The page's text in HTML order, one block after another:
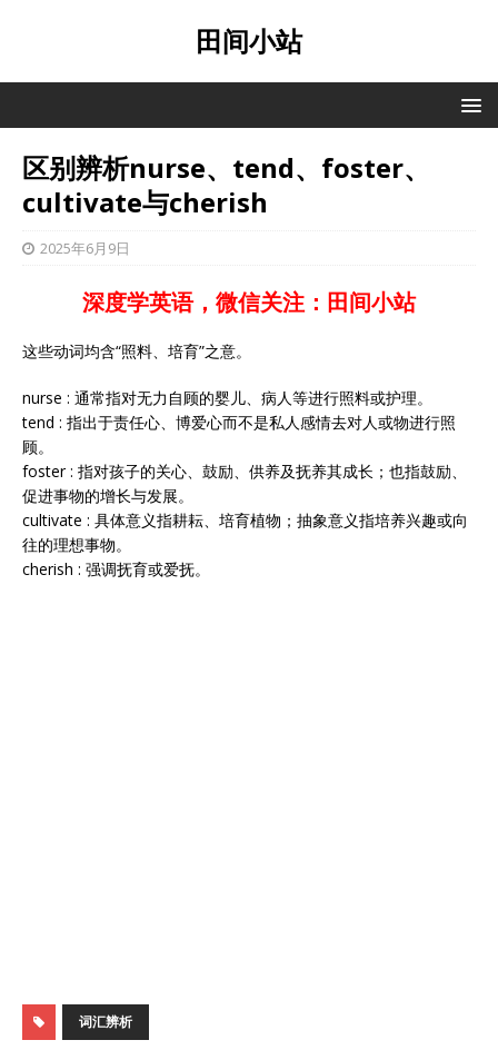
田间小站
区别辨析nurse、tend、foster、
cultivate与cherish
2025年6月9日
深度学英语，微信关注：田间小站
这些动词均含“照料、培育”之意。
nurse : 通常指对无力自顾的婴儿、病人等进行照料或护理。
tend : 指出于责任心、博爱心而不是私人感情去对人或物进行照
顾。
foster : 指对孩子的关心、鼓励、供养及抚养其成长；也指鼓励、
促进事物的增长与发展。
cultivate : 具体意义指耕耘、培育植物；抽象意义指培养兴趣或向
往的理想事物。
cherish : 强调抚育或爱抚。
词汇辨析